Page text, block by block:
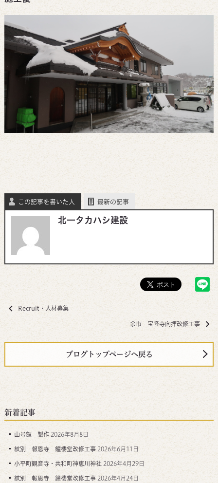
この記事を書いた人 最新の記事
北一タカハシ建設
Recruit・人材募集
余市 宝隆寺向拝改修工事
ブログトップページへ戻る
新着記事
山号額 製作 2026年8月8日
紋別 報恩寺 鐘楼堂改修工事 2026年6月11日
小平町観音寺・共和町神恵川神社 2026年4月29日
紋別 報恩寺 鐘楼堂改修工事 2026年4月24日